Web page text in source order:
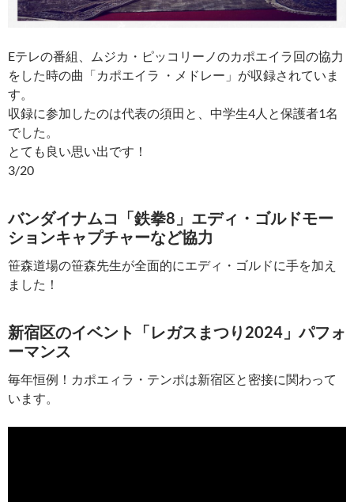
Eテレの番組、ムジカ・ピッコリーノのカポエイラ回の協力
をした時の曲「カポエイラ ・メドレー」が収録されていま
す。
収録に参加したのは代表の須田と、中学生4人と保護者1名
でした。
とても良い思い出です！
3/20
バンダイナムコ「鉄拳8」エディ・ゴルドモー
ションキャプチャーなど協力
笹森道場の笹森先生が全面的にエディ・ゴルドに手を加え
ました！
新宿区のイベント「レガスまつり2024」パフォ
ーマンス
毎年恒例！カポエィラ・テンポは新宿区と密接に関わって
います。